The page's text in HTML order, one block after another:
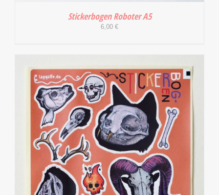
IN DEN WARENKORB / DETAILS
Stickerbogen Roboter A5
6,00 €